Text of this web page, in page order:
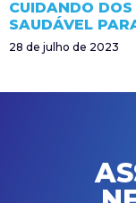
CUIDANDO
SAUDÁVEL
28 de julho de 2023